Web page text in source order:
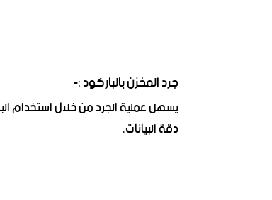
جرد المخزن بالباركود :-
يسهل عملية الجرد من خلال استخدام
دقة البيانات.